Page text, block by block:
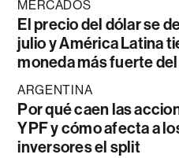
MERCADOS
El precio del dólar se
julio y América Latina
moneda más fuerte
ARGENTINA
Por qué caen las
YPF y cómo afecta a
inversores el split